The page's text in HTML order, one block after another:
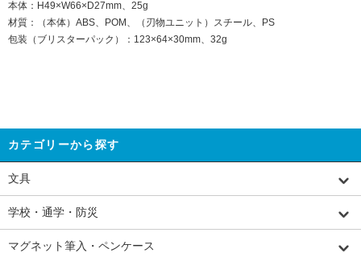
本体：H49×W66×D27mm、25g
材質：（本体）ABS、POM、（刃物ユニット）スチール、PS
包装（ブリスターパック）：123×64×30mm、32g
カテゴリーから探す
文具
学校・通学・防災
マグネット筆入・ペンケース